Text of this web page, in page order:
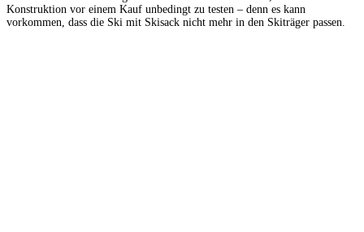
Konstruktion vor einem Kauf unbedingt zu testen – denn es kann
vorkommen, dass die Ski mit Skisack nicht mehr in den Skiträger passen.